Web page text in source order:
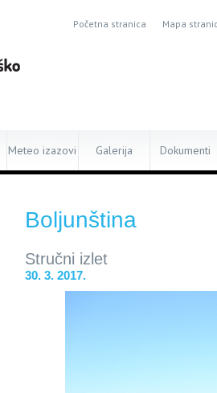
Početna stranica Mapa
Meteo izazovi Galerija Dokumenti
Boljunština
Stručni izlet
30. 3. 2017.